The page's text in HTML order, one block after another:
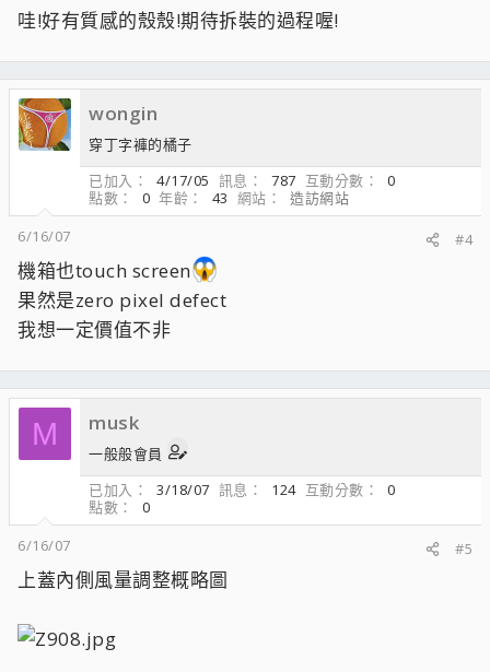
哇!好有質感的殼殼!期待拆裝的過程喔!
wongin
穿丁字褲的橘子
已加入
4/17/05 訊息 787 互動分數
0
點數
0 年齡 43 網站
造訪網站
6/16/07
#4
機箱也touch screen
果然是zero pixel defect
我想一定價值不非
M musk
一般般會員
已加入
3/18/07 訊息 124 互動分數
0
點數
0
6/16/07
#5
上蓋內側風量調整概略圖